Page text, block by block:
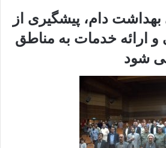
دام، پیشگیری از
و ارائه خدمات به مناطق
شود